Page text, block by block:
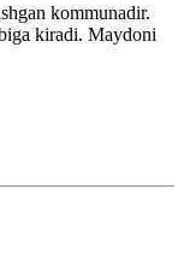
kommunadir.
kiradi. Maydoni